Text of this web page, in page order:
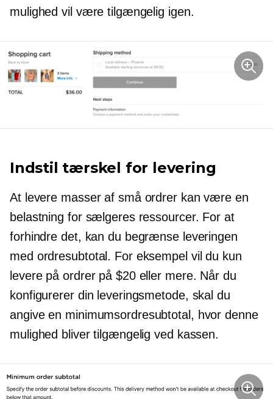
mulighed vil være tilgængelig igen.
Indstil tærskel for levering
At levere masser af små ordrer kan være en
belastning for sælgeres ressourcer. For at
forhindre det, kan du begrænse leveringen
med ordresubtotal. For eksempel vil du kun
levere på ordrer på $20 eller mere. Når du
konfigurerer din leveringsmetode, skal du
angive en minimumsordresubtotal, hvor denne
mulighed bliver tilgængelig ved kassen.